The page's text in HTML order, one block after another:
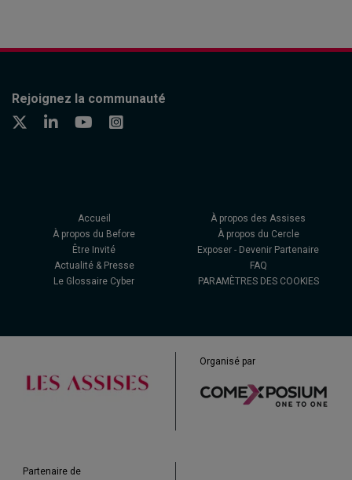
Rejoignez la communauté
Accueil
À propos des Assises
À propos du Before
À propos du Cercle
Être Invité
Exposer - Devenir Partenaire
Actualité & Presse
FAQ
Le Glossaire Cyber
PARAMÈTRES DES COOKIES
Organisé par
Partenaire de